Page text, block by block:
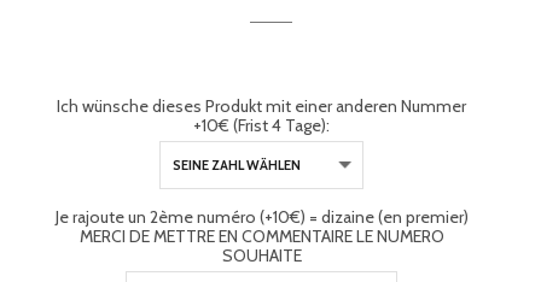
Ich wünsche dieses Produkt mit einer anderen Nummer
+10€ (Frist 4 Tage):
Je rajoute un 2ème numéro (+10€) = dizaine (en premier)
MERCI DE METTRE EN COMMENTAIRE LE NUMERO
SOUHAITE